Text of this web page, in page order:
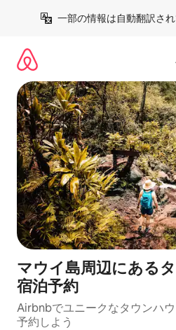
一部の情報は自動翻訳され
マウイ島周辺にあ⁠る
宿⁠泊⁠予⁠約
Airbnbでユニークなタウンハ
予約しよう